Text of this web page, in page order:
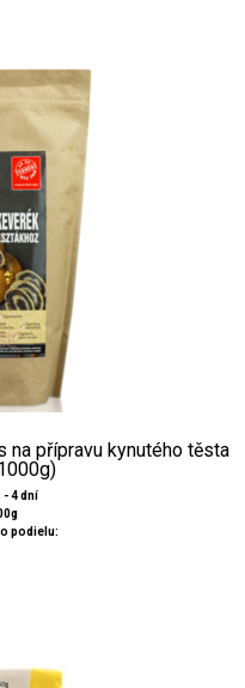
na přípravu kynutého těsta
- 4 dní
podielu: